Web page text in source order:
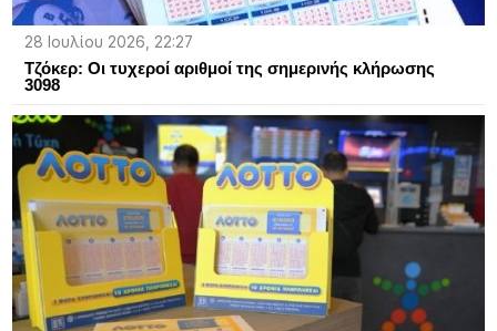
28 Ιουλίου 2026, 22:27
Τζόκερ: Οι τυχεροί αριθμοί της σημερινής κλήρωσης
3098